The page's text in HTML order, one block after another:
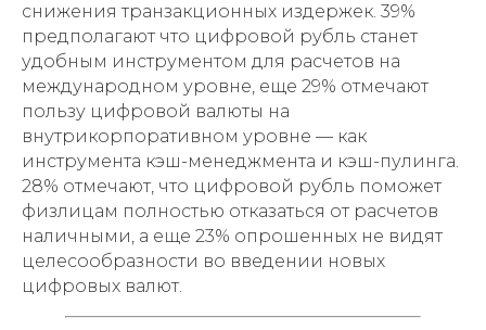
снижения транзакционных издержек. 39%
предполагают что цифровой рубль станет
удобным инструментом для расчетов на
международном уровне, еще 29% отмечают
пользу цифровой валюты на
внутрикорпоративном уровне — как
инструмента кэш-менеджмента и кэш-пулинга.
28% отмечают, что цифровой рубль поможет
физлицам полностью отказаться от расчетов
наличными, а еще 23% опрошенных не видят
целесообразности во введении новых
цифровых валют.